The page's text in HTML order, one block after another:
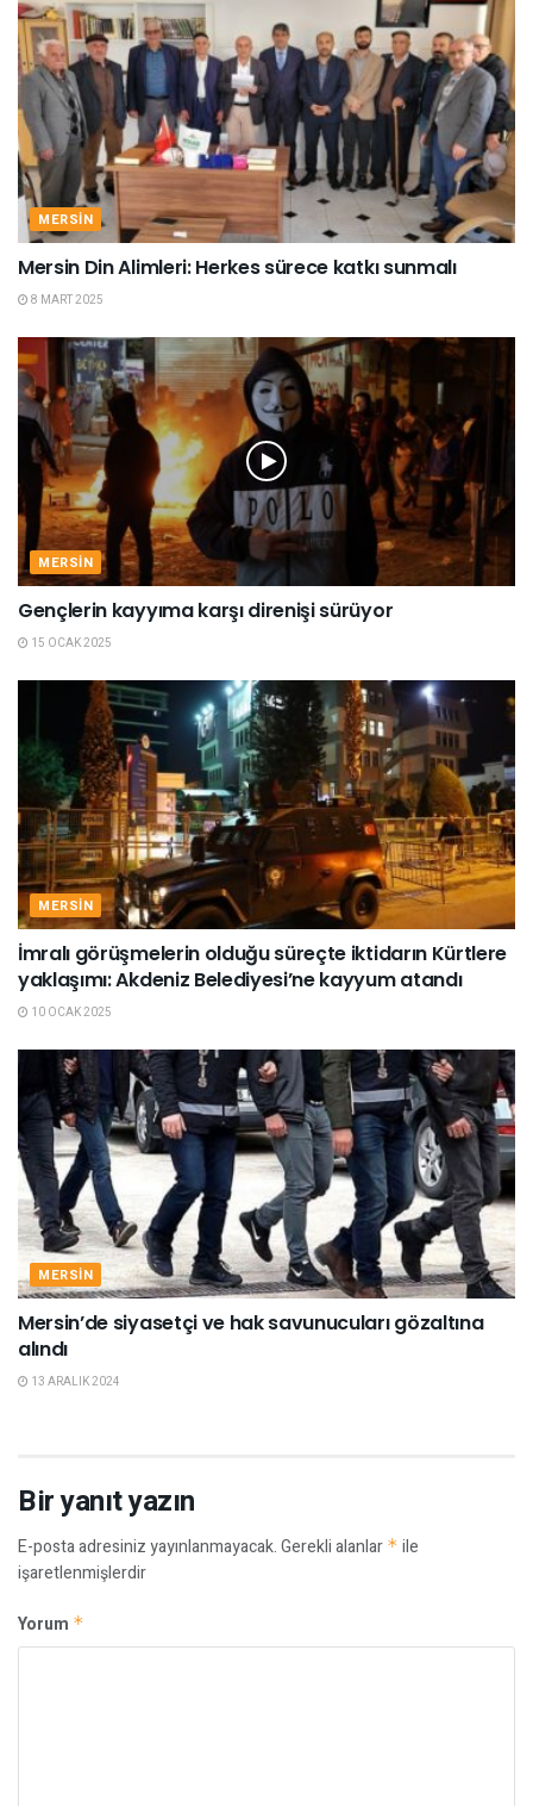
MERSIN
Mersin Din Alimleri: Herkes sürece katkı sunmalı
8 MART 2025
MERSIN
Gençlerin kayyıma karşı direnişi sürüyor
15 OCAK 2025
MERSIN
İmralı görüşmelerin olduğu süreçte iktidarın Kürtlere
yaklaşımı: Akdeniz Belediyesi’ne kayyum atandı
10 OCAK 2025
MERSIN
Mersin’de siyasetçi ve hak savunucuları gözaltına
alındı
13 ARALIK 2024
Bir yanıt yazın
E-posta adresiniz yayınlanmayacak.Gerekli alanlar * ile
işaretlenmişlerdir
Yorum *